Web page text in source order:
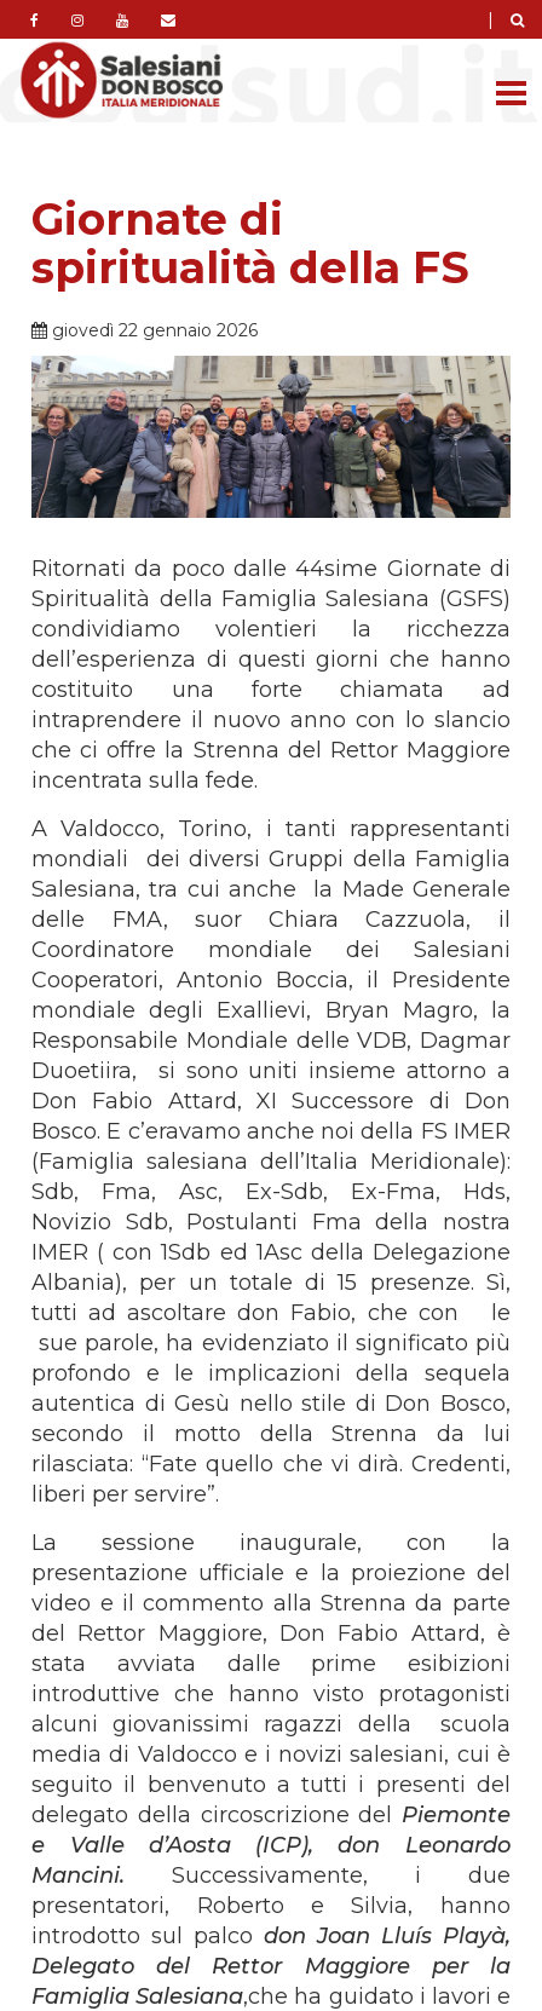
|
Giornate di
spiritualità della FS
giovedì 22 gennaio 2026
Ritornati da poco dalle 44sime Giornate di
Spiritualità della Famiglia Salesiana (GSFS)
condividiamo volentieri la ricchezza
dell’esperienza di questi giorni che hanno
costituito una forte chiamata ad
intraprendere il nuovo anno con lo slancio
che ci offre la Strenna del Rettor Maggiore
incentrata sulla fede.
A Valdocco, Torino, i tanti rappresentanti
mondiali dei diversi Gruppi della Famiglia
Salesiana, tra cui anche la Made Generale
delle FMA, suor Chiara Cazzuola, il
Coordinatore mondiale dei Salesiani
Cooperatori, Antonio Boccia, il Presidente
mondiale degli Exallievi, Bryan Magro, la
Responsabile Mondiale delle VDB, Dagmar
Duoetiira, si sono uniti insieme attorno a
Don Fabio Attard, XI Successore di Don
Bosco. E c’eravamo anche noi della FS IMER
(Famiglia salesiana dell’Italia Meridionale):
Sdb, Fma, Asc, Ex-Sdb, Ex-Fma, Hds,
Novizio Sdb, Postulanti Fma della nostra
IMER ( con 1Sdb ed 1Asc della Delegazione
Albania), per un totale di 15 presenze. Sì,
tutti ad ascoltare don Fabio, che con le
sue parole, ha evidenziato il significato più
profondo e le implicazioni della sequela
autentica di Gesù nello stile di Don Bosco,
secondo il motto della Strenna da lui
rilasciata: “Fate quello che vi dirà. Credenti,
liberi per servire”.
La sessione inaugurale, con la
presentazione ufficiale e la proiezione del
video e il commento alla Strenna da parte
del Rettor Maggiore, Don Fabio Attard, è
stata avviata dalle prime esibizioni
introduttive che hanno visto protagonisti
alcuni giovanissimi ragazzi della scuola
media di Valdocco e i novizi salesiani, cui è
seguito il benvenuto a tutti i presenti del
delegato della circoscrizione del Piemonte
e Valle d’Aosta (ICP), don Leonardo
Mancini. Successivamente, i due
presentatori, Roberto e Silvia, hanno
introdotto sul palco don Joan Lluís Playà,
Delegato del Rettor Maggiore per la
Famiglia Salesiana,che ha guidato i lavori e